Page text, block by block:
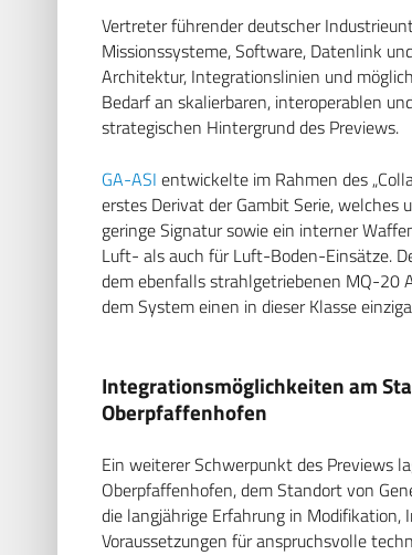
Vertreter führender deutscher
Missionssysteme, Software, Datenlink
Architektur, Integrationslinien und
Bedarf an skalierbaren, interoperablen
strategischen Hintergrund des Previews.
GA-ASI entwickelte im Rahmen des
erstes Derivat der Gambit Serie, welches
geringe Signatur sowie ein interner
Luft- als auch für Luft-Boden-Einsätze.
dem ebenfalls strahlgetriebenen MQ-20
dem System einen in dieser Klasse
Integrationsmöglichkeiten am
Oberpfaffenhofen
Ein weiterer Schwerpunkt des Previews
Oberpfaffenhofen, dem Standort von
die langjährige Erfahrung in
Voraussetzungen für anspruchsvolle